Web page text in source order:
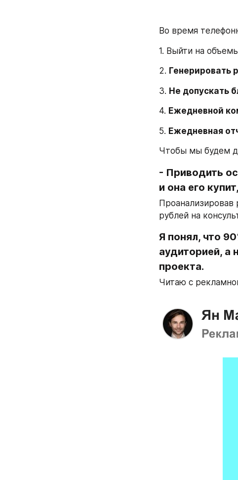
Во время
1. Выйти на
2. Генерировать
3. Не допускать
4. Ежедневной
5. Ежедневная
Чтобы мы будем
- Приводить
и она его
Проанализировав
рублей на
Я понял, что
аудиторией, а
проекта.
Читаю с